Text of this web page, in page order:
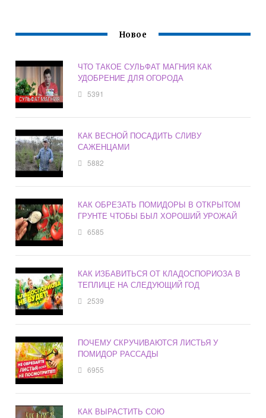
Новое
ЧТО ТАКОЕ СУЛЬФАТ МАГНИЯ КАК
УДОБРЕНИЕ ДЛЯ ОГОРОДА
5391
КАК ВЕСНОЙ ПОСАДИТЬ СЛИВУ
САЖЕНЦАМИ
5882
КАК ОБРЕЗАТЬ ПОМИДОРЫ В ОТКРЫТОМ
ГРУНТЕ ЧТОБЫ БЫЛ ХОРОШИЙ УРОЖАЙ
6585
КАК ИЗБАВИТЬСЯ ОТ КЛАДОСПОРИОЗА В
ТЕПЛИЦЕ НА СЛЕДУЮЩИЙ ГОД
2539
ПОЧЕМУ СКРУЧИВАЮТСЯ ЛИСТЬЯ У
ПОМИДОР РАССАДЫ
6955
КАК ВЫРАСТИТЬ СОЮ